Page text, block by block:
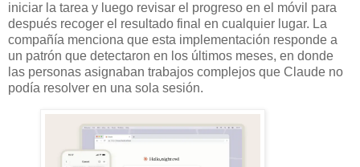
iniciar la tarea y luego revisar el progreso en el móvil para
después recoger el resultado final en cualquier lugar. La
compañía menciona que esta implementación responde a
un patrón que detectaron en los últimos meses, en donde
las personas asignaban trabajos complejos que Claude no
podía resolver en una sola sesión.